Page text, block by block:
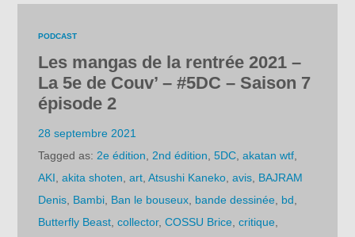
PODCAST
Les mangas de la rentrée 2021 –
La 5e de Couv’ – #5DC – Saison 7
épisode 2
28 septembre 2021
Tagged as: 2e édition 2nd édition ,5DC ,akatan wtf
AKI ,akita shoten ,art ,Atsushi Kaneko ,avis BAJRAM
Denis Bambi Ban le bouseux bande dessinée bd
Butterfly Beast ,collector,COSSU Brice ,critique